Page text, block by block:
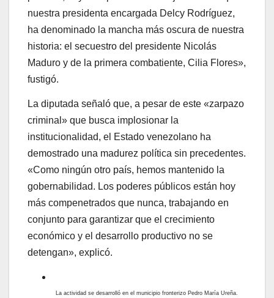
nuestra presidenta encargada Delcy Rodríguez,
ha denominado la mancha más oscura de nuestra
historia: el secuestro del presidente Nicolás
Maduro y de la primera combatiente, Cilia Flores»,
fustigó.
La diputada señaló que, a pesar de este «zarpazo
criminal» que busca implosionar la
institucionalidad, el Estado venezolano ha
demostrado una madurez política sin precedentes.
«Como ningún otro país, hemos mantenido la
gobernabilidad. Los poderes públicos están hoy
más compenetrados que nunca, trabajando en
conjunto para garantizar que el crecimiento
económico y el desarrollo productivo no se
detengan», explicó.
La actividad se desarrolló en el municipio fronterizo Pedro María Ureña.